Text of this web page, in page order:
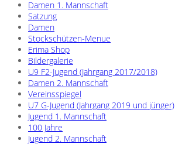
Damen 1. Mannschaft
Satzung
Damen
Stockschützen-Menue
Erima Shop
Bildergalerie
U9 F2-Jugend (Jahrgang 2017/2018)
Damen 2. Mannschaft
Vereinsspiegel
U7 G-Jugend (Jahrgang 2019 und jünger)
Jugend 1. Mannschaft
100 Jahre
Jugend 2. Mannschaft